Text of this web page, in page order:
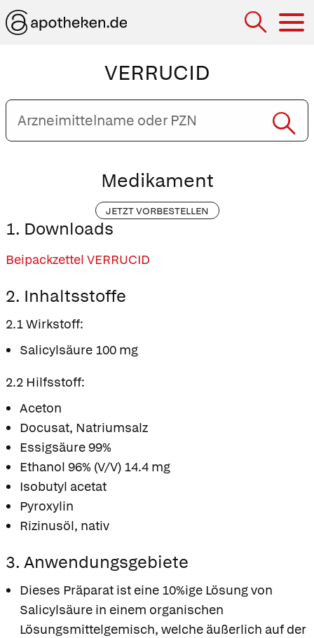
VERRUCID
Arzneimittelname
oder
PZN
Medikament
JETZT VORBESTELLEN
1. Downloads
Beipackzettel VERRUCID
2. Inhaltsstoffe
2.1 Wirkstoff:
Salicylsäure 100 mg
2.2 Hilfsstoff:
Aceton
Docusat, Natriumsalz
Essigsäure 99%
Ethanol 96% (V/V) 14.4 mg
Isobutyl acetat
Pyroxylin
Rizinusöl, nativ
3. Anwendungsgebiete
Dieses Präparat ist eine 10%ige Lösung von
Salicylsäure in einem organischen
Lösungsmittelgemisch, welche äußerlich auf der